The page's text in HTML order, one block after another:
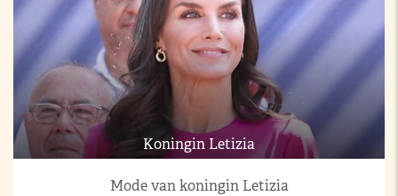
Koningin Letizia
Mode van koningin Letizia